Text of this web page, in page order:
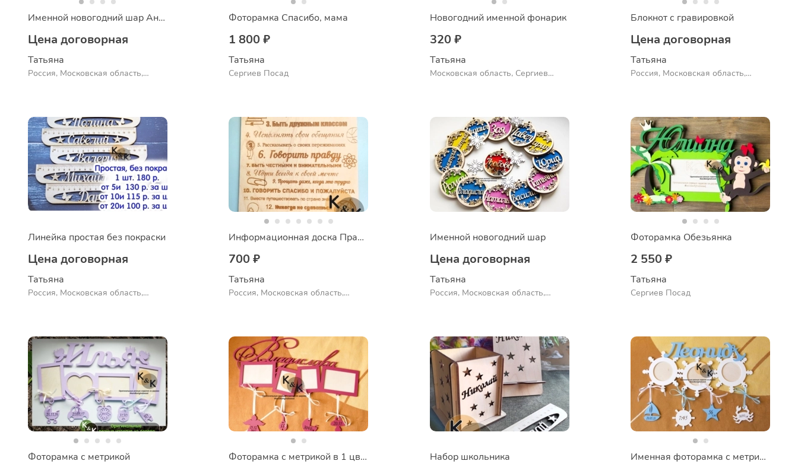
Именной новогодний шар Ангелочек
Цена договорная
Татьяна
Россия, Московская область,
Фоторамка Спасибо, мама
1 800 ₽
Татьяна
Сергиев Посад
Новогодний именной фонарик
320 ₽
Татьяна
Московская область, Сергиев
Блокнот с гравировкой
Цена договорная
Татьяна
Россия, Московская область,
Линейка простая без покраски
Цена договорная
Татьяна
Россия, Московская область,
Информационная доска Правила
700 ₽
Татьяна
Россия, Московская область,
Именной новогодний шар
Цена договорная
Татьяна
Россия, Московская область,
Фоторамка Обезьянка
2 550 ₽
Татьяна
Сергиев Посад
Фоторамка с метрикой Фоторамка с метрикой в 1 цвете Набор школьника Именная фоторамка с метрикой Штурвал